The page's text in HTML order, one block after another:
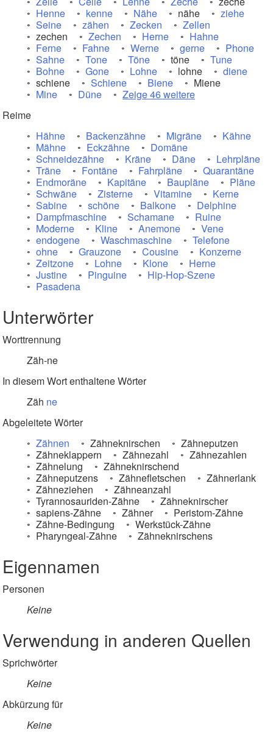
Henne
kenne Nähe nähe
ziehe
Seine
zähen Zecken
Zellen
zechen
Zechen Herne
Hahne
Ferne
Fahne Werne gerne
Phone
Sahne
Tone Töne töne
Tune
Bohne
Gone Lohne lohne
diene
schiene
Schiene Biene
Miene
Mine
Düne
Zeige 46 weitere
Reime
Hähne
Backenzähne Migräne
Kähne
Mähne
Eckzähne
Domäne
Schneidezähne
Kräne Däne
Lehrpläne
Träne
Fontäne Fahrpläne
Quarantäne
Endmoräne
Kapitäne Baupläne
Pläne
Schwäne
Zisterne Vitamine
Kerne
Sabine
schöne Balkone
Delphine
Dampfmaschine
Schamane
Ruine
Moderne
Kline Anemone
Vene
endogene
Waschmaschine
Telefone
ohne
Grauzone Cousine
Konzerne
Zeitzone
Lohne Klone
Herne
Justine
Pinguine
Hip-Hop-Szene
Pasadena
Unterwörter
Worttrennung
Zäh-ne
In diesem Wort enthaltene Wörter
Zäh ne
Abgeleitete Wörter
Zähnen
Zähneknirschen
Zähneputzen
Zähneklappern
Zähnezahl
Zähnezahlen
Zähnelung
Zähneknirschend
Zähneputzens
Zähnefletschen
Zähnerlank
Zähneziehen
Zähneanzahl
Tyrannosauriden-Zähne
Zähneknirscher
sapiens-Zähne
Zähner
Peristom-Zähne
Zähne-Bedingung
Werkstück-Zähne
Pharyngeal-Zähne
Zähneknirschens
Eigennamen
Personen
Keine
Verwendung in anderen Quellen
Sprichwörter
Keine
Abkürzung für
Keine